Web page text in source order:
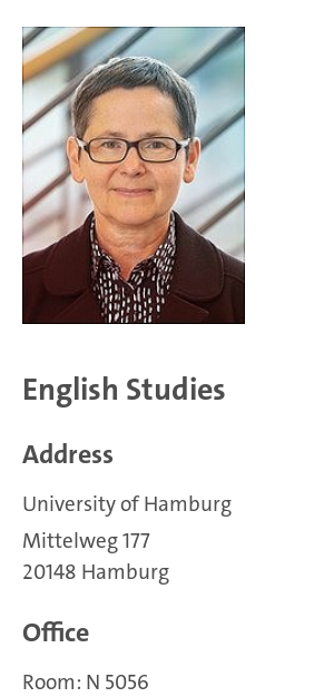
English Studies
Address
University of Hamburg
Mittelweg 177
20148 Hamburg
Office
Room: N 5056